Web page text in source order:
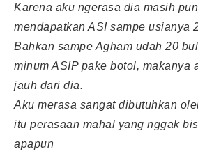
Karena aku ngerasa dia masih
mendapatkan ASI sampe usianya
Bahkan sampe Agham udah 20
minum ASIP pake botol, makanya
jauh dari dia.
Aku merasa sangat dibutuhkan
itu perasaan mahal yang nggak
apapun